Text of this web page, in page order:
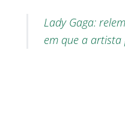
Lady Gaga:
em que a